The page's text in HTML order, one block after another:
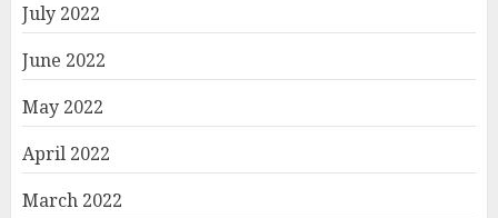
July 2022
June 2022
May 2022
April 2022
March 2022